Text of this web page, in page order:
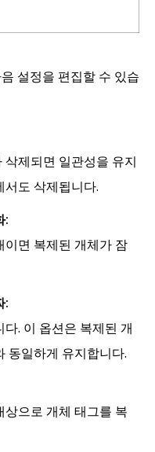
설정을 편집할 수 있습
제되면 일관성을 유지
도 삭제됩니다.
:
이면 복제된 개체가 잠
:
. 이 옵션은 복제된 개
동일하게 유지합니다.
으로 개체 태그를 복